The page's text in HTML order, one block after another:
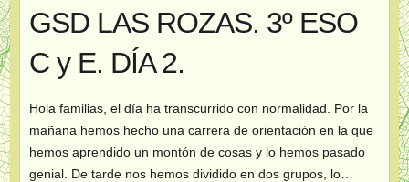
GSD LAS ROZAS. 3º ESO
C y E. DÍA 2.
Hola familias, el día ha transcurrido con normalidad. Por la
mañana hemos hecho una carrera de orientación en la que
hemos aprendido un montón de cosas y lo hemos pasado
genial. De tarde nos hemos dividido en dos grupos, lo…